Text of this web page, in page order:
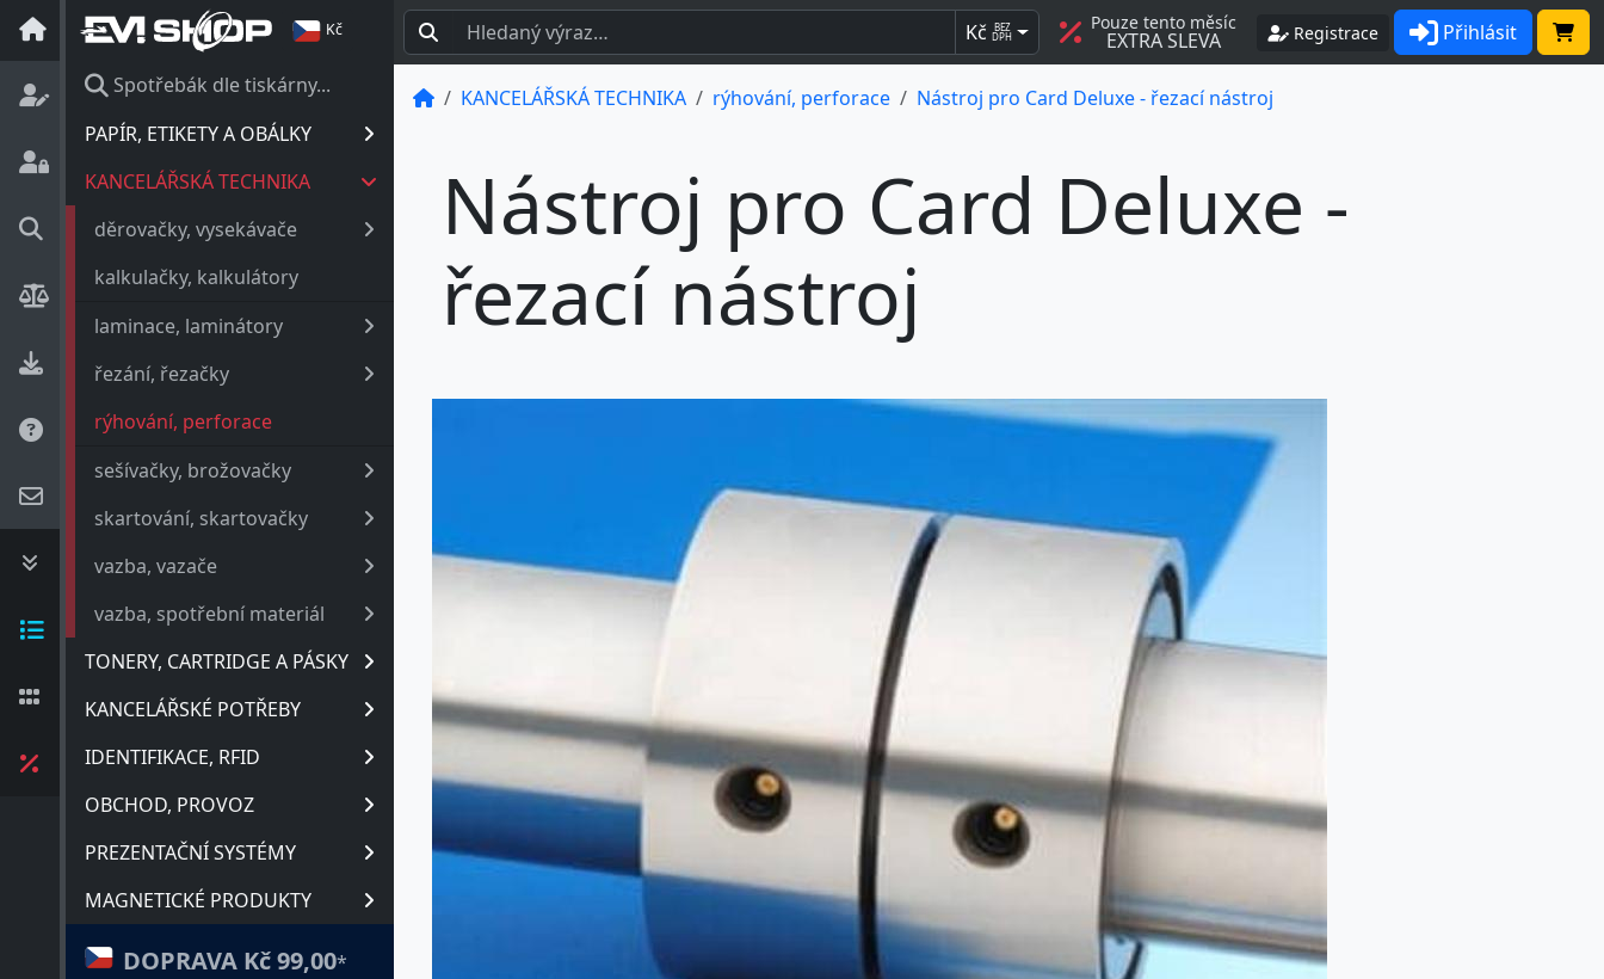
Kč
Spotřebák dle tiskárny...
PAPÍR, ETIKETY A OBÁLKY
KANCELÁŘSKÁ TECHNIKA
děrovačky, vysekávače
kalkulačky, kalkulátory
laminace, laminátory
řezání, řezačky
rýhování, perforace
sešívačky, brožovačky
skartování, skartovačky
vazba, vazače
vazba, spotřební materiál
TONERY, CARTRIDGE A PÁSKY
KANCELÁŘSKÉ POTŘEBY
IDENTIFIKACE, RFID
OBCHOD, PROVOZ
PREZENTAČNÍ SYSTÉMY
MAGNETICKÉ PRODUKTY
DOPRAVA Kč 99,00*
Kč BEZ
DPH
Pouze tento měsíc
EXTRA SLEVA Registrace Přihlásit
KANCELÁŘSKÁ TECHNIKA rýhování, perforace Nástroj pro Card Deluxe - řezací nástroj
Nástroj pro Card Deluxe -
řezací nástroj